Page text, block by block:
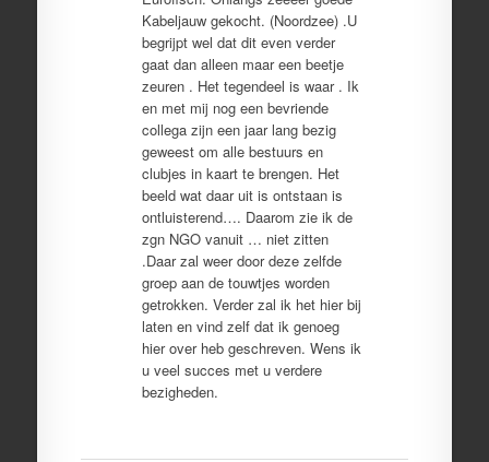
Kabeljauw gekocht. (Noordzee) .U
begrijpt wel dat dit even verder
gaat dan alleen maar een beetje
zeuren . Het tegendeel is waar . Ik
en met mij nog een bevriende
collega zijn een jaar lang bezig
geweest om alle bestuurs en
clubjes in kaart te brengen. Het
beeld wat daar uit is ontstaan is
ontluisterend…. Daarom zie ik de
zgn NGO vanuit … niet zitten
.Daar zal weer door deze zelfde
groep aan de touwtjes worden
getrokken. Verder zal ik het hier bij
laten en vind zelf dat ik genoeg
hier over heb geschreven. Wens ik
u veel succes met u verdere
bezigheden.